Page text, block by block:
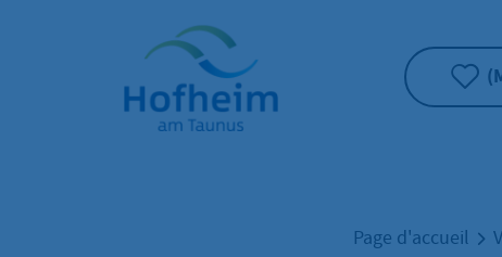
Accueil"
Page d'accueil